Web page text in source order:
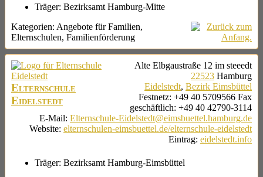
Träger: Bezirksamt Hamburg-Mitte
Kategorien: Angebote für Familien,
Elternschulen, Familienförderung
Elternschule
Eidelstedt
Alte Elbgaustraße 12 im steeedt
22523 Hamburg
Eidelstedt, Bezirk Eimsbüttel
Festnetz: +49 40 5709566 Fax
geschäftlich: +49 40 42790-3114
E-Mail: Elternschule-Eidelstedt@eimsbuettel.hamburg.de
Website: elternschulen-eimsbuettel.de/elternschule-eidelstedt
Eintrag: eidelstedt.info
Träger: Bezirksamt Hamburg-Eimsbüttel